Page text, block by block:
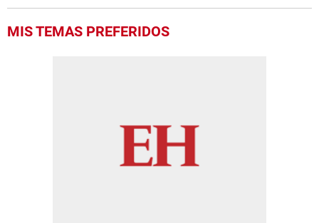
MIS TEMAS PREFERIDOS